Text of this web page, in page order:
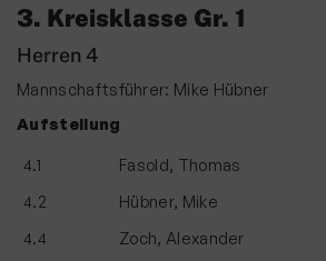
3. Kreisklasse Gr. 1
Herren 4
Mannschaftsführer: Mike Hübner
Aufstellung
4.1
Fasold, Thomas
4.2
Hübner, Mike
4.4
Zoch, Alexander
Volleyball
Yoga
Zwiebelbühne
Mitglieder-Service